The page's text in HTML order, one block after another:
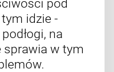
pod
idzie -
na
sprawia w tym